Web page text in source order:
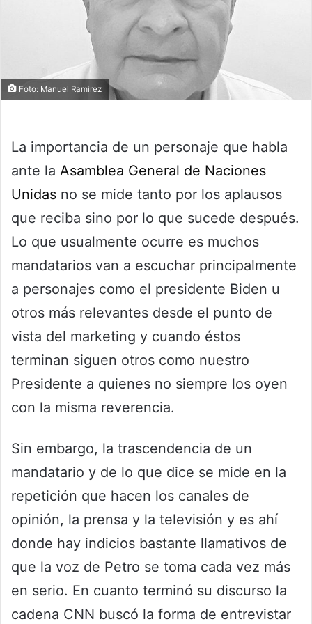
Foto: Manuel Ramirez
La importancia de un personaje que habla
ante la Asamblea General de Naciones
Unidas no se mide tanto por los aplausos
que reciba sino por lo que sucede después.
Lo que usualmente ocurre es muchos
mandatarios van a escuchar principalmente
a personajes como el presidente Biden u
otros más relevantes desde el punto de
vista del marketing y cuando éstos
terminan siguen otros como nuestro
Presidente a quienes no siempre los oyen
con la misma reverencia.
Sin embargo, la trascendencia de un
mandatario y de lo que dice se mide en la
repetición que hacen los canales de
opinión, la prensa y la televisión y es ahí
donde hay indicios bastante llamativos de
que la voz de Petro se toma cada vez más
en serio. En cuanto terminó su discurso la
cadena CNN buscó la forma de entrevistar